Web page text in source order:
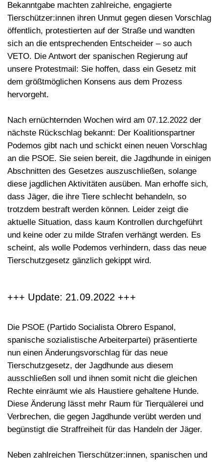
Bekanntgabe machten zahlreiche, engagierte
Tierschützer:innen ihren Unmut gegen diesen Vorschlag
öffentlich, protestierten auf der Straße und wandten
sich an die entsprechenden Entscheider – so auch
VETO. Die Antwort der spanischen Regierung auf
unsere Protestmail: Sie hoffen, dass ein Gesetz mit
dem größtmöglichen Konsens aus dem Prozess
hervorgeht.
Nach ernüchternden Wochen wird am 07.12.2022 der
nächste Rückschlag bekannt: Der Koalitionspartner
Podemos gibt nach und schickt einen neuen Vorschlag
an die PSOE. Sie seien bereit, die Jagdhunde in einigen
Abschnitten des Gesetzes auszuschließen, solange
diese jagdlichen Aktivitäten ausüben. Man erhoffe sich,
dass Jäger, die ihre Tiere schlecht behandeln, so
trotzdem bestraft werden können. Leider zeigt die
aktuelle Situation, dass kaum Kontrollen durchgeführt
und keine oder zu milde Strafen verhängt werden. Es
scheint, als wolle Podemos verhindern, dass das neue
Tierschutzgesetz gänzlich gekippt wird.
+++ Update: 21.09.2022 +++
Die PSOE (Partido Socialista Obrero Espanol,
spanische sozialistische Arbeiterpartei) präsentierte
nun einen Änderungsvorschlag für das neue
Tierschutzgesetz, der Jagdhunde aus diesem
ausschließen soll und ihnen somit nicht die gleichen
Rechte einräumt wie als Haustiere gehaltene Hunde.
Diese Änderung lässt mehr Raum für Tierquälerei und
Verbrechen, die gegen Jagdhunde verübt werden und
begünstigt die Straffreiheit für das Handeln der Jäger.
Neben zahlreichen Tierschützer:innen, spanischen und